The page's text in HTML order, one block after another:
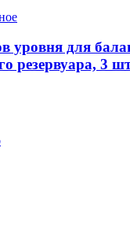
уровня для
резервуара, 3